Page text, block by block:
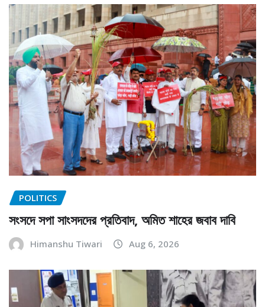
POLITICS
সংসদে সপা সাংসদদের প্রতিবাদ, অমিত শাহের জবাব দাবি
Himanshu Tiwari Aug 6, 2026